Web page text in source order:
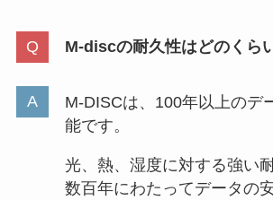
M-discの耐久性はどのくら
M-DISCは、100年以上のデ
能です。
光、熱、湿度に対する強い
数百年にわたってデータの